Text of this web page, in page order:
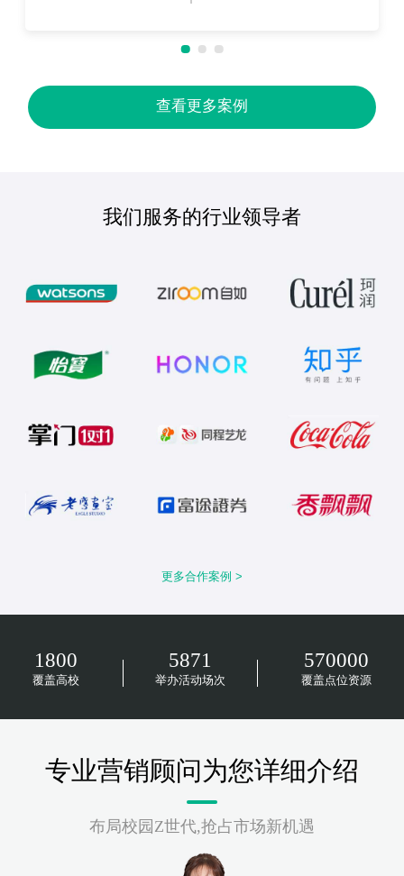
查看更多案例
我们服务的行业领导者
更多合作案例 >
1800
覆盖高校
5871
举办活动场次
570000
覆盖点位资源
专业营销顾问为您详细介绍
布局校园Z世代,抢占市场新机遇